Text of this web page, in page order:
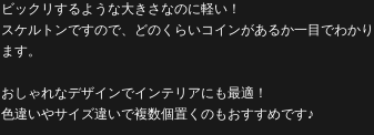
ビックリするような大きさなのに軽い！
スケルトンですので、どのくらいコインがあるか一目でわかり
ます。
おしゃれなデザインでインテリアにも最適！
色違いやサイズ違いで複数個置くのもおすすめです♪